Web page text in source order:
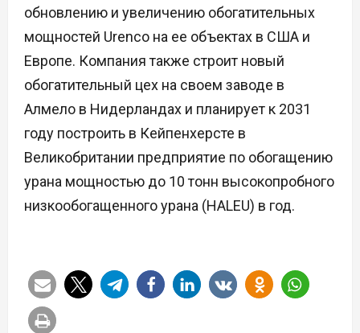
обновлению и увеличению обогатительных
мощностей Urenco на ее объектах в США и
Европе. Компания также строит новый
обогатительный цех на своем заводе в
Алмело в Нидерландах и планирует к 2031
году построить в Кейпенхерсте в
Великобритании предприятие по обогащению
урана мощностью до 10 тонн высокопробного
низкообогащенного урана (HALEU) в год.